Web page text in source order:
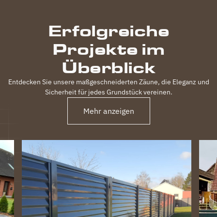
Erfolgreiche
Projekte im
Überblick
Entdecken Sie unsere maßgeschneiderten Zäune, die Eleganz und
Sicherheit für jedes Grundstück vereinen.
Mehr anzeigen